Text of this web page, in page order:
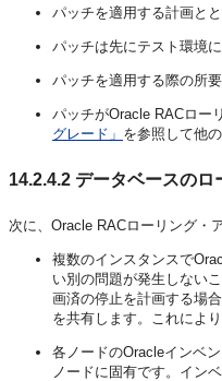
パッチを適用する計画と
パッチは先にテスト環境
パッチを適用する際の所
パッチがOracle RACロー
グレード」 を参照して他
14.2.4.2 データベースのロ
次に、Oracle RACローリング・
複数のインスタンスで
い別の問題が発生しない
画済の停止を計画する場
を共有します。これによ
各ノードのOracleインベ
ノードに固有です。イン